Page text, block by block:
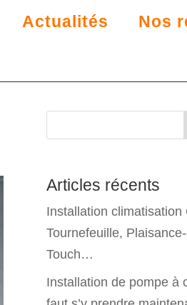
Actualités Nos
Articles récents
Installation climatisation
Tournefeuille,
Touch…
Installation de pompe à